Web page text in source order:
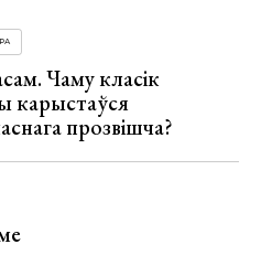
Чаму класік
карыстаўся
прозвішча?